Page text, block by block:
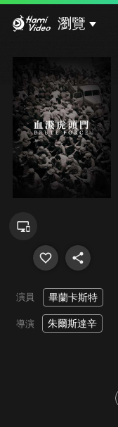
瀏覽
演員 畢蘭卡斯特
導演 朱爾斯達辛